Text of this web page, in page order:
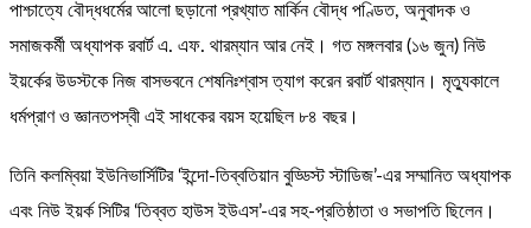
পাশ্চাত্যে বৌদ্ধধর্মের আলো ছড়ানো প্রখ্যাত মার্কিন বৌদ্ধ পণ্ডিত, অনুবাদক ও
সমাজকর্মী অধ্যাপক রবার্ট এ. এফ. থারম্যান আর নেই। গত মঙ্গলবার (১৬ জুন) নিউ
ইয়র্কের উডস্টকে নিজ বাসভবনে শেষনিঃশ্বাস ত্যাগ করেন রবার্ট থারম্যান। মৃত্যুকালে
ধর্মপ্রাণ ও জ্ঞানতপস্বী এই সাধকের বয়স হয়েছিল ৮৪ বছর।
তিনি কলম্বিয়া ইউনিভার্সিটির ‘ইন্দো-তিব্বতিয়ান বুড্ডিস্ট স্টাডিজ’-এর সম্মানিত অধ্যাপক
এবং নিউ ইয়র্ক সিটির ‘তিব্বত হাউস ইউএস’-এর সহ-প্রতিষ্ঠাতা ও সভাপতি ছিলেন।